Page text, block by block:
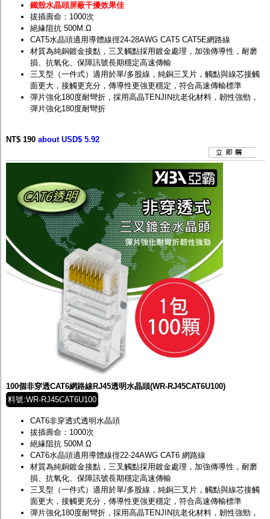
鐵殼水晶頭屏蔽干擾效果佳
拔插壽命：1000次
絕緣阻抗 500M.Ω
CAT5水晶頭適用導體線徑24-28AWG CAT5 CAT5E網路線
材質為純銅鍍金接點，三叉觸點採用鍍金處理，加強傳導性，耐磨
損、抗氧化、保障訊號長期穩定高速傳輸
三叉型（一件式）適用於單/多股線，純銅三叉片，觸點與線芯接觸
面更大，接觸更充分，傳導性更強更穩定，符合高速傳輸標準
彈片強化180度耐彎折，採用高晶TENJIN抗老化材料，韌性強勁，
彈片強化180度耐彎折
NT$ 190 about USD$ 5.92
100個非穿透CAT6網路線RJ45透明水晶頭(WR-RJ45CAT6U100)
料號:WR-RJ45CAT6U100
CAT6非穿透式透明水晶頭
拔插壽命：1000次
絕緣阻抗 500M.Ω
CAT6水晶頭適用導體線徑22-24AWG CAT6 網路線
材質為純銅鍍金接點，三叉觸點採用鍍金處理，加強傳導性，耐磨
損、抗氧化、保障訊號長期穩定高速傳輸
三叉型（一件式）適用於單/多股線，純銅三叉片，觸點與線芯接觸
面更大，接觸更充分，傳導性更強更穩定，符合高速傳輸標準
彈片強化180度耐彎折，採用高晶TENJIN抗老化材料，韌性強勁，